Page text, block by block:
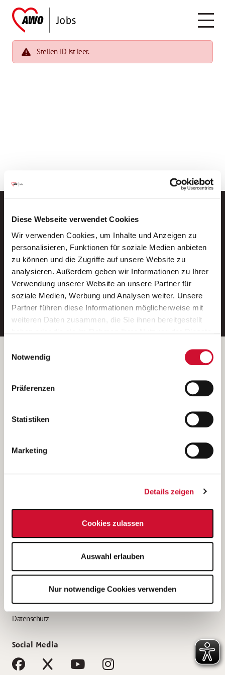
Diese Webseite verwendet Cookies
Wir verwenden Cookies, um Inhalte und Anzeigen zu
personalisieren, Funktionen für soziale Medien anbieten
zu können und die Zugriffe auf unsere Website zu
analysieren. Außerdem geben wir Informationen zu Ihrer
Verwendung unserer Website an unsere Partner für
soziale Medien, Werbung und Analysen weiter. Unsere
Partner führen diese Informationen möglicherweise mit
weiteren Daten zusammen, die Sie ihnen bereitgestellt
Wenn Sie auf „Cookies zulassen“ klicken, so stimmen
Sie der Speicherung sämtlicher Cookies zu. Sie können
Ihre Einwilligung selbstverständlich jederzeit widerrufen,
indem Sie die Cookie-Einstellungen aufrufen und diese
unsererDatenschutzerklärung
Notwendig
Präferenzen
Statistiken
Marketing
Details zeigen
Cookies zulassen
Auswahl erlauben
Nur notwendige Cookies verwenden
Stellen-ID ist leer.
Neue Stellen per E-Mail.
Ein kostenloser Service von AWO
Jobs.
E-Mail-Adresse eintragen
Betreiber der Webseite
Kantstraße 45a
(Ein Tochterunternehmen des AWO Bezirksverbandes Unterfranken
e.V.)
Bewerbung als Altenpflegehelfer*in
Bewerbung als Erzieher*in
AWO Gliederungen nach Bundesland
Impressum
Datenschutz
Social Media